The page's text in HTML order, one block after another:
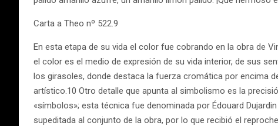
Carta a Theo nº 522.9
En esta etapa de su vida el color fue cobrando en la obra de
el color es el medio de expresión de su vida interior, de sus
los girasoles, donde destaca la fuerza cromática por encima
artístico.10 Otro detalle que apunta al simbolismo es la
«símbolos»; esta técnica fue denominada por Édouard
supeditada al conjunto de la obra, por lo que recibió el